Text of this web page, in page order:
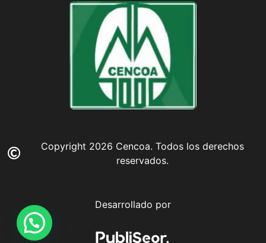
Copyright 2026 Cencoa. Todos los derechos
reservados.
Desarrollado por